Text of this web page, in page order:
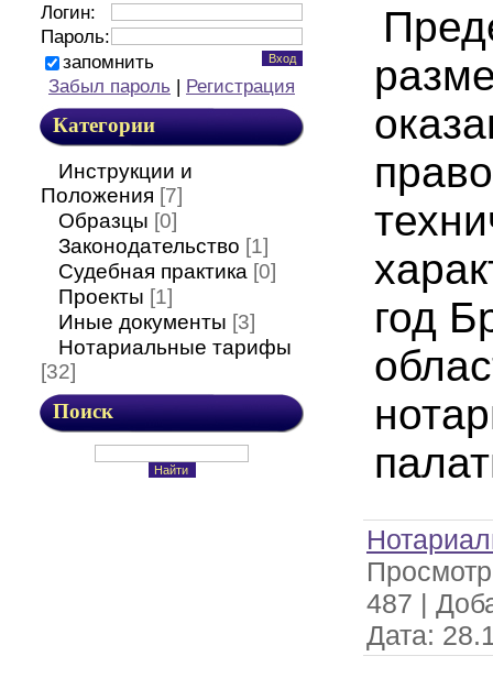
Логин:
Пароль:
запомнить
Забыл пароль | Регистрация
Категории
Инструкции и
Положения [7]
Образцы [0]
Законодательство [1]
Судебная практика [0]
Проекты [1]
Иные документы [3]
Нотариальные тарифы
[32]
Поиск
год
487 |
Дата: